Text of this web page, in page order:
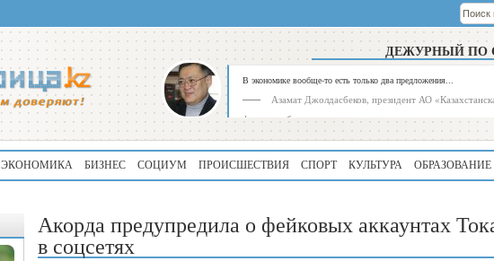
ДЕЖУРНЫЙ ПО
В экономике вообще-то есть только два предложения...
Азамат Джолдасбеков, президент АО
фондовая биржа»
ЭКОНОМИКА БИЗНЕС СОЦИУМ ПРОИСШЕСТВИЯ СПОРТ КУЛЬТУРА ОБРАЗОВАНИЕ
Акорда предупредила о фейковых аккаунтах
в соцсетях